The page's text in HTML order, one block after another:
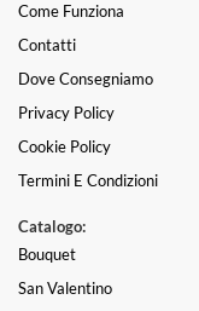
Come Funziona
Contatti
Dove Consegniamo
Privacy Policy
Cookie Policy
Termini E Condizioni
Catalogo:
Bouquet
San Valentino